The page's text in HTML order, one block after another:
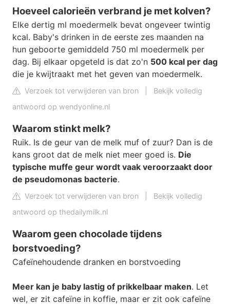
Hoeveel calorieën verbrand je met kolven?
Elke dertig ml moedermelk bevat ongeveer twintig
kcal. Baby's drinken in de eerste zes maanden na
hun geboorte gemiddeld 750 ml moedermelk per
dag. Bij elkaar opgeteld is dat zo'n 500 kcal per dag
die je kwijtraakt met het geven van moedermelk.
Verzoek tot verwijderen van bron
Bekijk volledig
antwoord op wendyonline.nl
Waarom stinkt melk?
Ruik. Is de geur van de melk muf of zuur? Dan is de
kans groot dat de melk niet meer goed is. Die
typische muffe geur wordt vaak veroorzaakt door
de pseudomonas bacterie.
Verzoek tot verwijderen van bron
Bekijk volledig
antwoord op thedailymilk.nl
Waarom geen chocolade tijdens
borstvoeding?
Cafeïnehoudende dranken en borstvoeding
Meer kan je baby lastig of prikkelbaar maken. Let
wel, er zit cafeïne in koffie, maar er zit ook cafeïne